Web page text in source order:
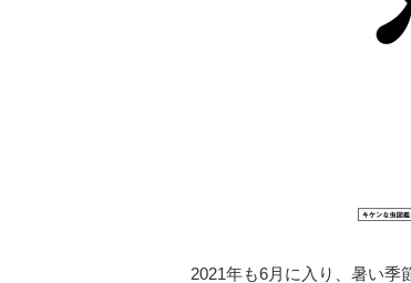
2021年も6月に入り、暑い